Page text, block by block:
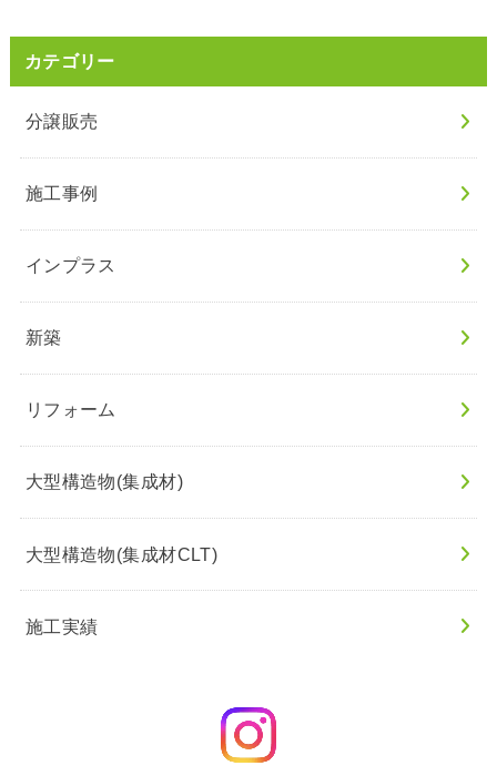
カテゴリー
分譲販売
施工事例
インプラス
新築
リフォーム
大型構造物(集成材)
大型構造物(集成材CLT)
施工実績